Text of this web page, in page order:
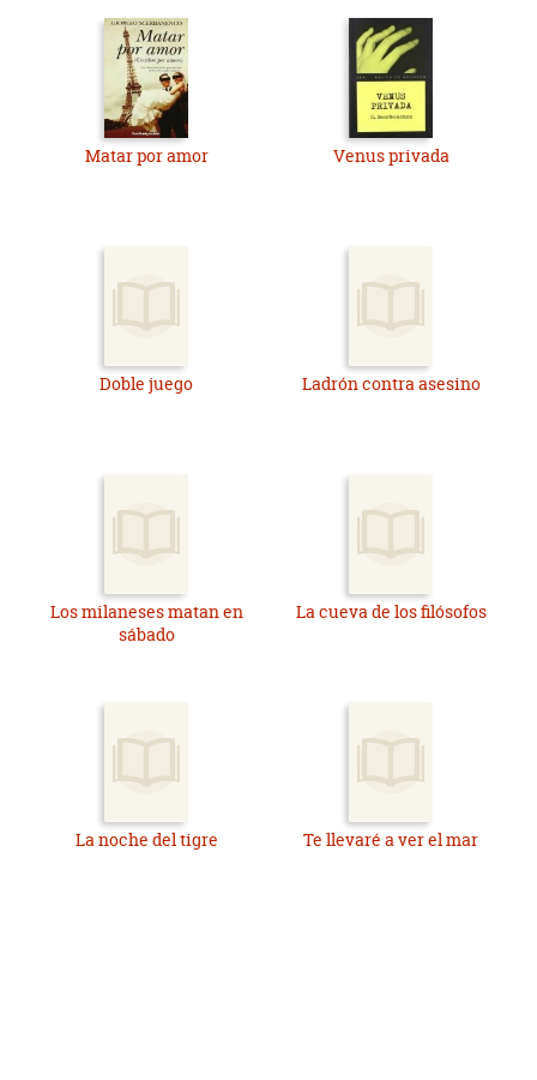
Matar por amor Venus privada
Doble juego Ladrón contra asesino
Los milaneses matan en
sábado
La cueva de los filósofos
La noche del tigre Te llevaré a ver el mar